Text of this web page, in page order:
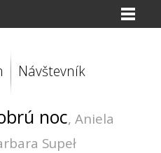
Návštevník
noc, Aniela
Supeł